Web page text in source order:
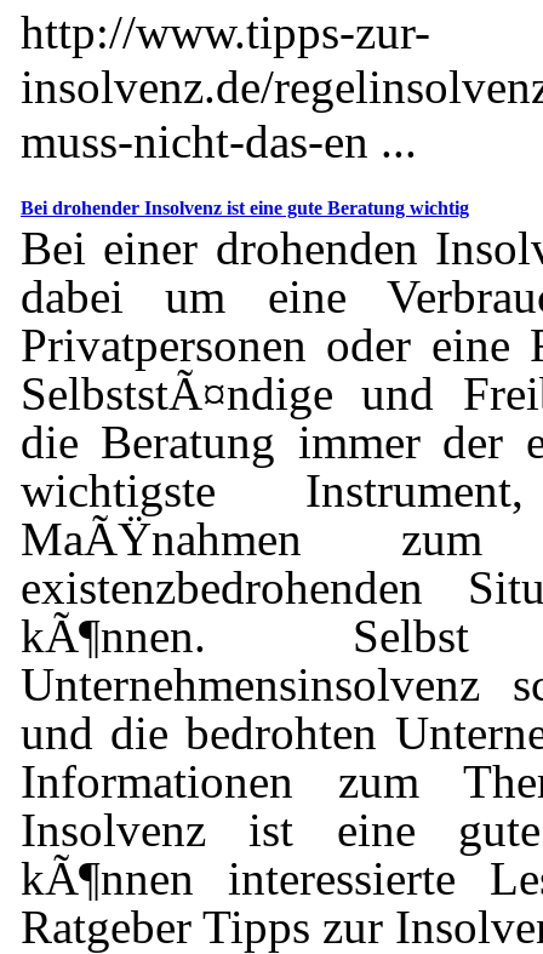
http://www.tipps-zur-
insolvenz.de/
muss-nicht-das-en ...
Bei drohender Insolvenz ist eine gute Beratung wichtig
Bei einer drohenden
dabei um eine
Privatpersonen oder
SelbststÃ¤ndige und
die Beratung immer der
wichtigste
MaÃŸnahmen
existenzbedrohenden
kÃ¶nnen.
Unternehmensinsolvenz
und die bedrohten
Informationen zum
Insolvenz ist eine
kÃ¶nnen interessierte
Ratgeber Tipps zur